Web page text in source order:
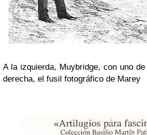
A la izquierda, Muybridge, con uno
derecha, el fusil fotográfico de Marey